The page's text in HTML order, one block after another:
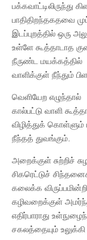
பக்கவாட்டிலிருந்து
பாதிதிறந்தகதவை
இடப்புறத்தில் ஒரு
உள்ளே கூத்தாடாத
நீருண்ட மயக்கத்தில்
வாளிக்குள் நீந்தும்
வெளியேற எழுந்தால்
கால்பட்டு வாளி
விழித்துக் கொள்ளும்
நீந்தத் துவங்கும்.
அறைக்குள் சுற்றிச்
சிகரெட்டுச்
கலைக்க விருப்பமின்றி
கழிவறைக்குள்
எதிர்பாராது
சகலத்தையும்